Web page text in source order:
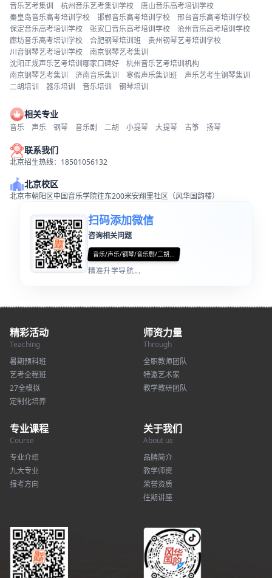
音乐艺考集训 杭州音乐艺考集训学校
唐山音乐高考培训学校
秦皇岛音乐高考培训学校
邯郸音乐高考培训学校
邢台音乐高考培训学校
保定音乐高考培训学校
张家口音乐高考培训学校
沧州音乐高考培训学校
廊坊音乐高考培训学校
合肥钢琴培训班
贵州钢琴艺考培训学校
川音钢琴艺考培训学校
南京钢琴艺考集训
沈阳正规声乐艺考培训哪家口碑好
杭州音乐艺考培训机构
南京钢琴艺考集训
济南音乐集训 寒假声乐集训班
声乐艺考生钢琴集训
二胡培训
器乐培训 音乐培训 钢琴培训
相关专业
音乐 声乐 钢琴 音乐剧 二胡 小提琴 大提琴 古筝 扬琴
联系我们
北京招生热线：18501056132
北京校区
北京市朝阳区中国音乐学院往东200米安翔里社区（风华国韵楼）
扫码添加微信
咨询相关问题
音乐/声乐/钢琴/音乐剧/二胡...
精准升学导航...
精彩活动
Teaching
暑期预科班
艺考全程班
27全模拟
定制化培养
师资力量
Through
全职教师团队
特邀艺术家
教学教研团队
专业课程
Course
专业介绍
九大专业
报考方向
关于我们
About us
品牌简介
教学师资
荣誉资质
往期讲座